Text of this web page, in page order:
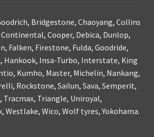
Bridgestone, Chaoyang, Collins
Cooper, Debica, Dunlop,
Falken, Firestone, Fulda, Goodride,
Hankook, Insa-Turbo, Interstate, King
Kumho, Master, Michelin, Nankang,
Rockstone, Sailun, Sava, Semperit,
Tracmax, Triangle, Uniroyal,
Westlake, Wico, Wolf tyres, Yokohama.